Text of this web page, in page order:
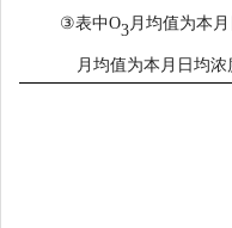
③表中O3 月均值为本
月均值为本月日均浓